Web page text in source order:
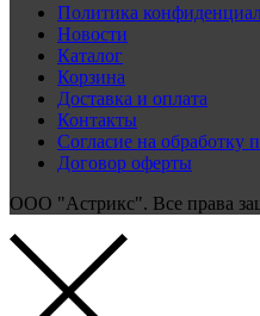
Политика
Новости
Каталог
Корзина
Доставка и оплата
Контакты
Согласие на обработку
Договор оферты
ООО "Астрикс". Все права